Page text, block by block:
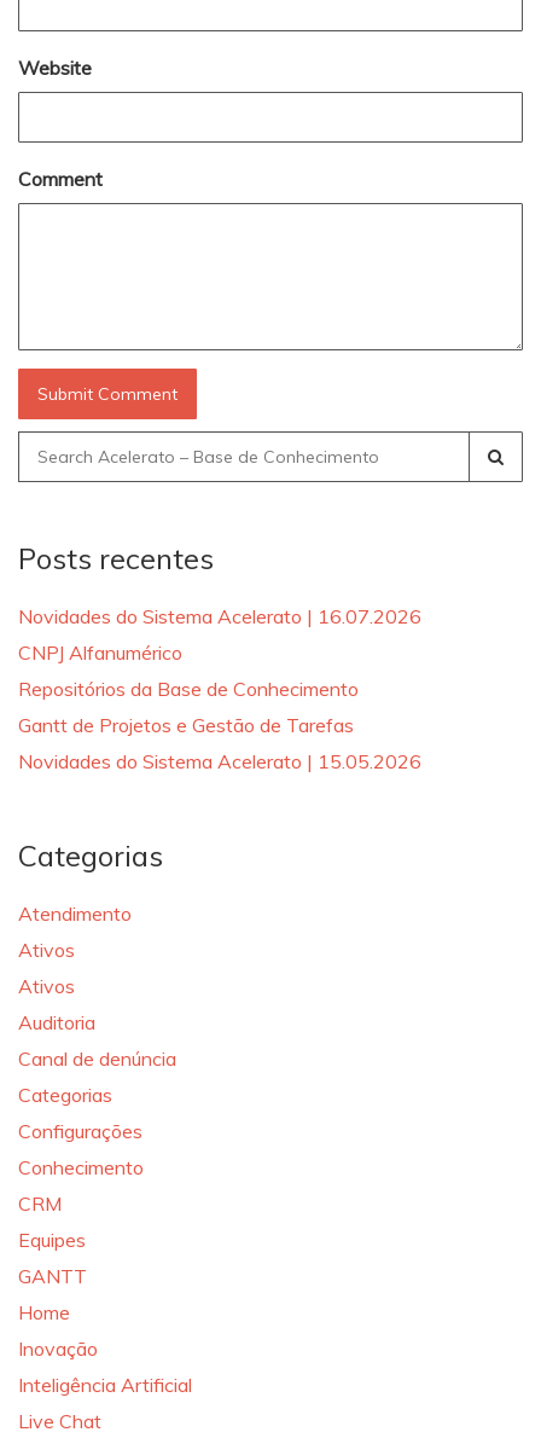
Website
Comment
Search
for:
Posts recentes
Novidades do Sistema Acelerato | 16.07.2026
CNPJ Alfanumérico
Repositórios da Base de Conhecimento
Gantt de Projetos e Gestão de Tarefas
Novidades do Sistema Acelerato | 15.05.2026
Categorias
Atendimento
Ativos
Ativos
Auditoria
Canal de denúncia
Categorias
Configurações
Conhecimento
CRM
Equipes
GANTT
Home
Inovação
Inteligência Artificial
Live Chat